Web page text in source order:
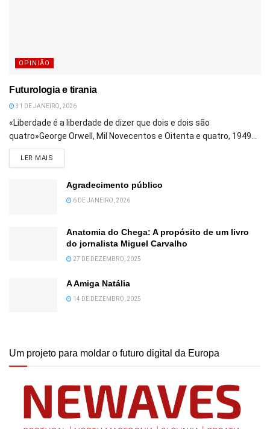
OPINIÃO
Futurologia e tirania
31 DE JANEIRO, 2026
«Liberdade é a liberdade de dizer que dois e dois são
quatro»George Orwell, Mil Novecentos e Oitenta e quatro, 1949...
LER MAIS
Agradecimento público
6 DE JANEIRO, 2026
Anatomia do Chega: A propósito de um livro
do jornalista Miguel Carvalho
27 DE DEZEMBRO, 2025
A Amiga Natália
14 DE DEZEMBRO, 2025
Um projeto para moldar o futuro digital da Europa